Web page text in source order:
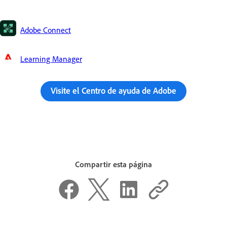
Adobe Connect
Learning Manager
Visite el Centro de ayuda de Adobe
Compartir esta página